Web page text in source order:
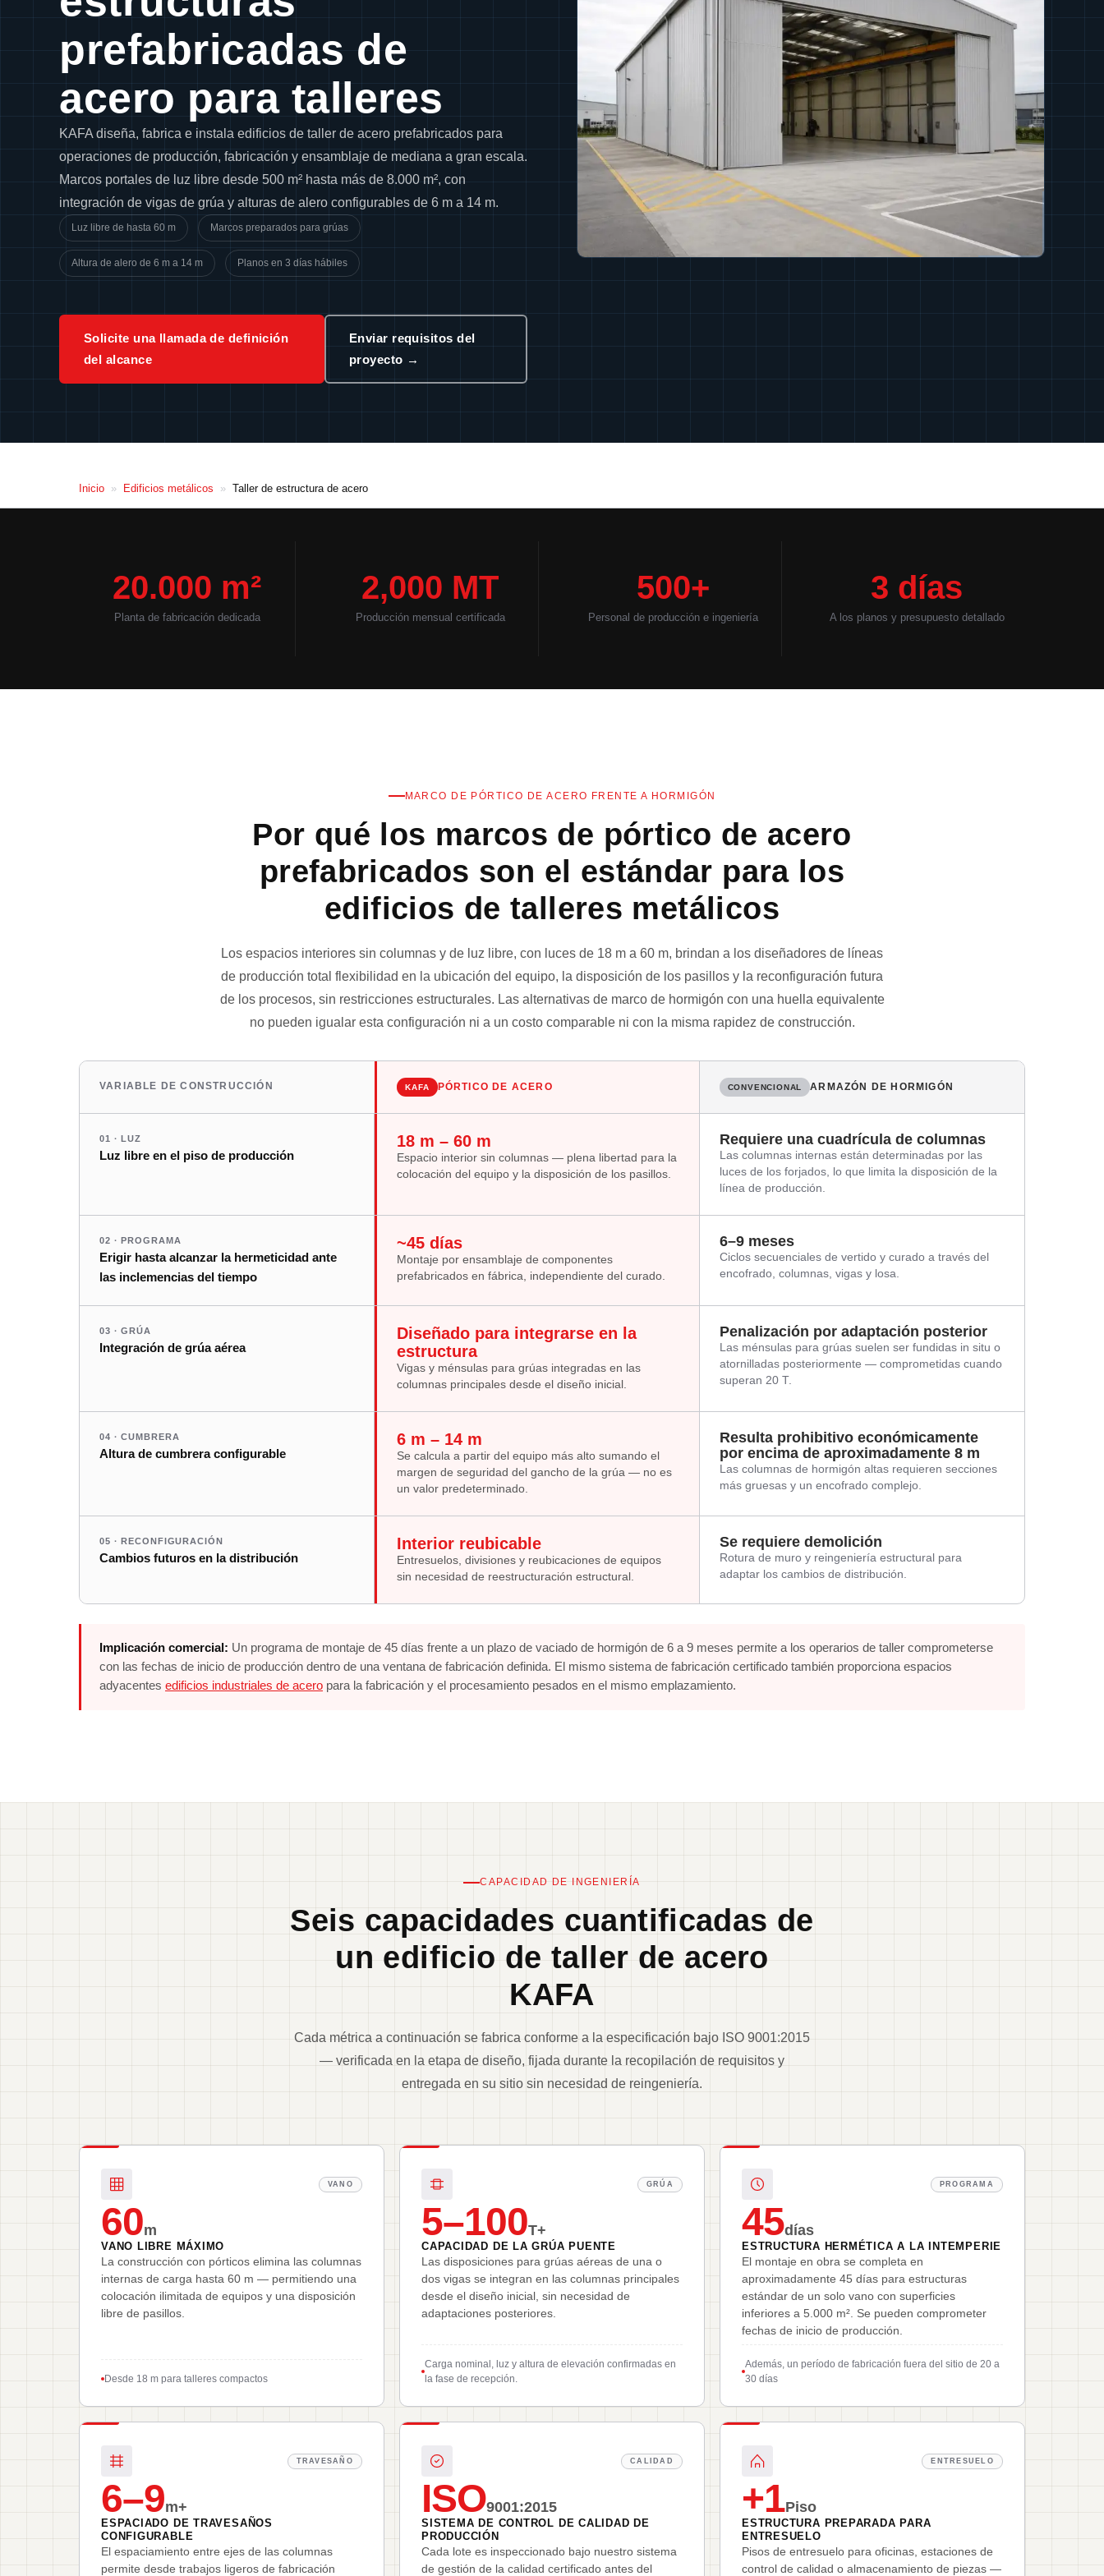
prefabricadas de
acero para talleres
KAFA diseña, fabrica e instala edificios de taller de acero prefabricados para
operaciones de producción, fabricación y ensamblaje de mediana a gran escala.
Marcos portales de luz libre desde 500 m² hasta más de 8.000 m², con
integración de vigas de grúa y alturas de alero configurables de 6 m a 14 m.
Luz libre de hasta 60 m Marcos preparados para grúas
Altura de alero de 6 m a 14 m Planos en 3 días hábiles
Solicite una llamada de definición
del alcance
Enviar requisitos del
proyecto →
Inicio » Edificios metálicos » Taller de estructura de acero
20.000 m²
Planta de fabricación dedicada
2,000 MT
Producción mensual certificada
500+
Personal de producción e ingeniería
3 días
A los planos y presupuesto detallado
MARCO DE PÓRTICO DE ACERO FRENTE A HORMIGÓN
Por qué los marcos de pórtico de acero
prefabricados son el estándar para los
edificios de talleres metálicos
Los espacios interiores sin columnas y de luz libre, con luces de 18 m a 60 m, brindan a los diseñadores de líneas
de producción total flexibilidad en la ubicación del equipo, la disposición de los pasillos y la reconfiguración futura
de los procesos, sin restricciones estructurales. Las alternativas de marco de hormigón con una huella equivalente
no pueden igualar esta configuración ni a un costo comparable ni con la misma rapidez de construcción.
VARIABLE DE CONSTRUCCIÓN KAFA PÓRTICO DE ACERO CONVENCIONAL ARMAZÓN DE HORMIGÓN
01 · LUZ
Luz libre en el piso de producción
18 m – 60 m
Espacio interior sin columnas — plena libertad para la
colocación del equipo y la disposición de los pasillos.
Requiere una cuadrícula de columnas
Las columnas internas están determinadas por las
luces de los forjados, lo que limita la disposición de la
línea de producción.
02 · PROGRAMA
Erigir hasta alcanzar la hermeticidad ante
las inclemencias del tiempo
~45 días
Montaje por ensamblaje de componentes
prefabricados en fábrica, independiente del curado.
6–9 meses
Ciclos secuenciales de vertido y curado a través del
encofrado, columnas, vigas y losa.
03 · GRÚA
Integración de grúa aérea
Diseñado para integrarse en la
estructura
Vigas y ménsulas para grúas integradas en las
columnas principales desde el diseño inicial.
Penalización por adaptación posterior
Las ménsulas para grúas suelen ser fundidas in situ o
atornilladas posteriormente — comprometidas cuando
superan 20 T.
04 · CUMBRERA
Altura de cumbrera configurable
6 m – 14 m
Se calcula a partir del equipo más alto sumando el
margen de seguridad del gancho de la grúa — no es
un valor predeterminado.
Resulta prohibitivo económicamente
por encima de aproximadamente 8 m
Las columnas de hormigón altas requieren secciones
más gruesas y un encofrado complejo.
05 · RECONFIGURACIÓN
Cambios futuros en la distribución
Interior reubicable
Entresuelos, divisiones y reubicaciones de equipos
sin necesidad de reestructuración estructural.
Se requiere demolición
Rotura de muro y reingeniería estructural para
adaptar los cambios de distribución.
Implicación comercial: Un programa de montaje de 45 días frente a un plazo de vaciado de hormigón de 6 a 9 meses permite a los operarios de taller comprometerse
con las fechas de inicio de producción dentro de una ventana de fabricación definida. El mismo sistema de fabricación certificado también proporciona espacios
adyacentes edificios industriales de acero para la fabricación y el procesamiento pesados en el mismo emplazamiento.
CAPACIDAD DE INGENIERÍA
Seis capacidades cuantificadas de
un edificio de taller de acero
KAFA
Cada métrica a continuación se fabrica conforme a la especificación bajo ISO 9001:2015
— verificada en la etapa de diseño, fijada durante la recopilación de requisitos y
entregada en su sitio sin necesidad de reingeniería.
VANO
60m
VANO LIBRE MÁXIMO
La construcción con pórticos elimina las columnas
internas de carga hasta 60 m — permitiendo una
colocación ilimitada de equipos y una disposición
libre de pasillos.
Desde 18 m para talleres compactos
GRÚA
5–100T+
CAPACIDAD DE LA GRÚA PUENTE
Las disposiciones para grúas aéreas de una o
dos vigas se integran en las columnas principales
desde el diseño inicial, sin necesidad de
adaptaciones posteriores.
Carga nominal, luz y altura de elevación confirmadas en
la fase de recepción.
PROGRAMA
45días
ESTRUCTURA HERMÉTICA A LA INTEMPERIE
El montaje en obra se completa en
aproximadamente 45 días para estructuras
estándar de un solo vano con superficies
inferiores a 5.000 m². Se pueden comprometer
fechas de inicio de producción.
Además, un período de fabricación fuera del sitio de 20 a
30 días
TRAVESAÑO
6–9m+
ESPACIADO DE TRAVESAÑOS
CONFIGURABLE
El espaciamiento entre ejes de las columnas
permite desde trabajos ligeros de fabricación
CALIDAD
ISO9001:2015
SISTEMA DE CONTROL DE CALIDAD DE
PRODUCCIÓN
Cada lote es inspeccionado bajo nuestro sistema
de gestión de la calidad certificado antes del
ENTRESUELO
+1Piso
ESTRUCTURA PREPARADA PARA
ENTRESUELO
Pisos de entresuelo para oficinas, estaciones de
control de calidad o almacenamiento de piezas —